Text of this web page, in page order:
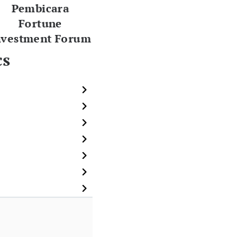
Pembicara
Fortune
Forum